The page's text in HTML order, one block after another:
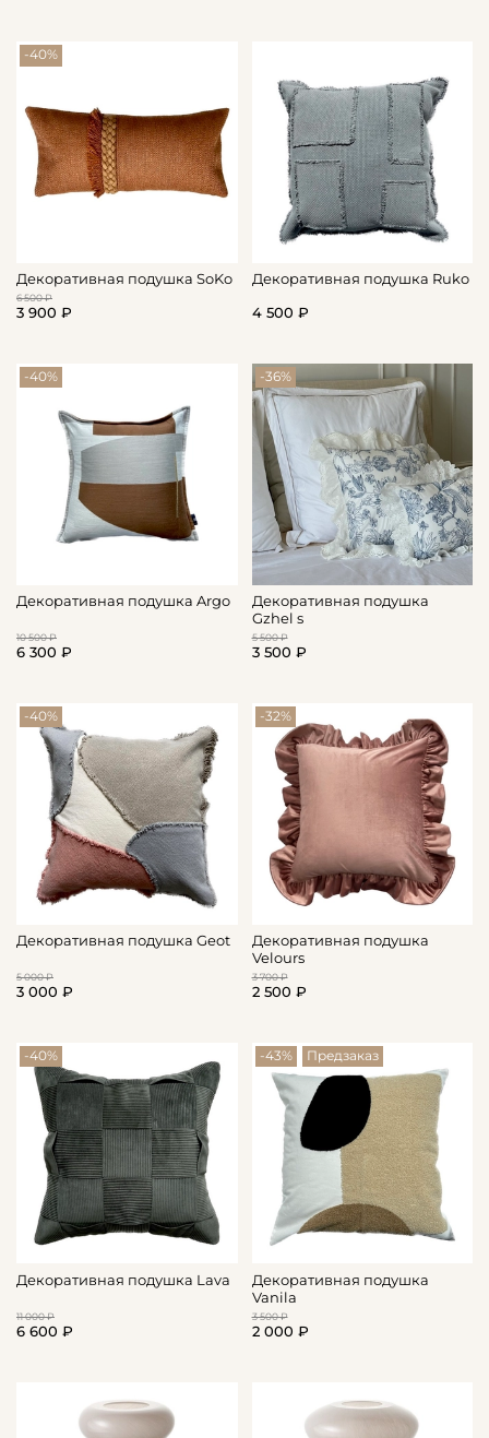
-40%
Декоративная подушка SoKo
6 500 ₽
3 900 ₽
Декоративная подушка Ruko
4 500 ₽
-40%
Декоративная подушка Argo
10 500 ₽
6 300 ₽
-36%
Декоративная подушка
Gzhel s
5 500 ₽
3 500 ₽
-40%
Декоративная подушка Geot
5 000 ₽
3 000 ₽
-32%
Декоративная подушка
Velours
3 700 ₽
2 500 ₽
-40%
Декоративная подушка Lava
11 000 ₽
6 600 ₽
-43% Предзаказ
Декоративная подушка
Vanila
3 500 ₽
2 000 ₽